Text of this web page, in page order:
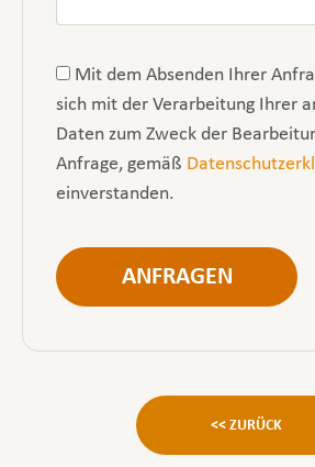
Mit dem Absenden Ihrer
sich mit der Verarbeitung Ihrer
Daten zum Zweck der
Anfrage, gemäß
einverstanden.
Bitte nicht ausfüllen
ANFRAGEN
<< ZURÜCK